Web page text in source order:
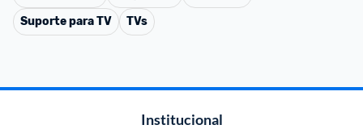
Suporte para TV
TVs
Institucional